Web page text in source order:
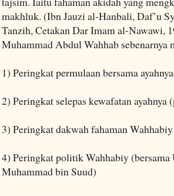
makhluk. (Ibn Jauzi al-Hanbali, Daf’u
Tanzih, Cetakan Dar Imam al-Nawawi,
Muhammad Abdul Wahhab sebenarnya
1) Peringkat permulaan bersama
2) Peringkat selepas kewafatan ayahnya
3) Peringkat dakwah fahaman
4) Peringkat politik Wahhabiy
Muhammad bin Suud)